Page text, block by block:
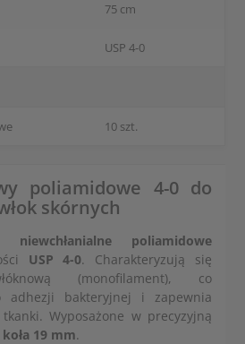
75 cm
USP 4-0
10 szt.
poliamidowe 4-0 do
skórnych
niewchłanialne poliamidowe
USP 4-0. Charakteryzują się
(monofilament), co
adhezji bakteryjnej i zapewnia
Wyposażone w precyzyjną
19 mm.